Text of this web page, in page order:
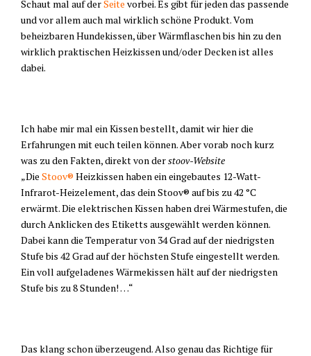
Schaut mal auf derSeite vorbei. Es gibt für jeden das passende
und vor allem auch mal wirklich schöne Produkt. Vom
beheizbaren Hundekissen, über Wärmflaschen bis hin zu den
wirklich praktischen Heizkissen und/oder Decken ist alles
dabei.
Ich habe mir mal ein Kissen bestellt, damit wir hier die
Erfahrungen mit euch teilen können. Aber vorab noch kurz
was zu den Fakten, direkt von derstoov-Website
„Die Stoov® Heizkissen haben ein eingebautes 12-Watt-
Infrarot-Heizelement, das dein Stoov® auf bis zu 42 °C
erwärmt. Die elektrischen Kissen haben drei Wärmestufen, die
durch Anklicken des Etiketts ausgewählt werden können.
Dabei kann die Temperatur von 34 Grad auf der niedrigsten
Stufe bis 42 Grad auf der höchsten Stufe eingestellt werden.
Ein voll aufgeladenes Wärmekissen hält auf der niedrigsten
Stufe bis zu 8 Stunden! …“
Das klang schon überzeugend. Also genau das Richtige für